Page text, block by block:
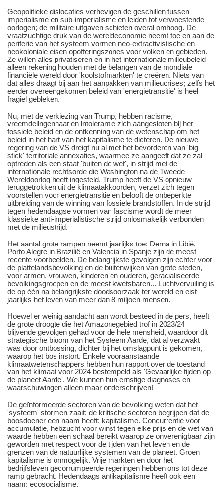
Geopolitieke dislocaties verhevigen de geschillen tussen
imperialisme en sub-imperialisme en leiden tot verwoestende
oorlogen; de militaire uitgaven schieten overal omhoog. De
vraatzuchtige druk van de wereldeconomie neemt toe en aan de
periferie van het systeem vormen neo-extractivistische en
neokoloniale eisen opofferingszones voor volken en gebieden.
Ze willen alles privatiseren en in het internationale milieubeleid
alleen rekening houden met de belangen van de mondiale
financiële wereld door 'koolstofmarkten' te creëren. Niets van
dat alles draagt bij aan het aanpakken van milieucrises; zelfs het
eerder overeengekomen beleid van 'energietransitie' is heel
fragiel gebleken.
Nu, met de verkiezing van Trump, hebben racisme,
vreemdelingenhaat en intolerantie zich aangesloten bij het
fossiele beleid en de ontkenning van de wetenschap om het
beleid in het hart van het kapitalisme te dicteren. De nieuwe
regering van de VS dreigt nu al met het bevorderen van 'big
stick' territoriale annexaties, waarmee ze aangeeft dat ze zal
optreden als een staat 'buiten de wet', in strijd met de
internationale rechtsorde die Washington na de Tweede
Wereldoorlog heeft ingesteld. Trump heeft de VS opnieuw
teruggetrokken uit de klimaatakkoorden, verzet zich tegen
voorstellen voor energietransitie en belooft de onbeperkte
uitbreiding van de winning van fossiele brandstoffen. In de strijd
tegen hedendaagse vormen van fascisme wordt de meer
klassieke anti-imperialistische strijd onlosmakelijk verbonden
met de milieustrijd.
Het aantal grote rampen neemt jaarlijks toe: Derna in Libië,
Porto Alegre in Brazilië en Valencia in Spanje zijn de meest
recente voorbeelden. De belangrijkste gevolgen zijn echter voor
de plattelandsbevolking en de buitenwijken van grote steden,
voor armen, vrouwen, kinderen en ouderen, geracialiseerde
bevolkingsgroepen en de meest kwetsbaren... Luchtvervuiling is
de op één na belangrijkste doodsoorzaak ter wereld en eist
jaarlijks het leven van meer dan 8 miljoen mensen.
Hoewel er weinig aandacht aan wordt besteed in de pers, heeft
de grote droogte die het Amazonegebied trof in 2023/24
blijvende gevolgen gehad voor de hele mensheid, waardoor dit
strategische bioom van het Systeem Aarde, dat al verzwakt
was door ontbossing, dichter bij het omslagpunt is gekomen,
waarop het bos instort. Enkele vooraanstaande
klimaatwetenschappers hebben hun rapport over de toestand
van het klimaat voor 2024 bestempeld als 'Gevaarlijke tijden op
de planeet Aarde'. We kunnen hun ernstige diagnoses en
waarschuwingen alleen maar onderschrijven!
De geïnformeerde sectoren van de bevolking weten dat het
'systeem' stormen zaait; de kritische sectoren begrijpen dat de
boosdoener een naam heeft: kapitalisme. Concurrentie voor
accumulatie, hebzucht voor winst tegen elke prijs en de wet van
waarde hebben een schaal bereikt waarop ze onverenigbaar zijn
geworden met respect voor de tijden van het leven en de
grenzen van de natuurlijke systemen van de planeet. Groen
kapitalisme is onmogelijk. Vrije markten en door het
bedrijfsleven gecorrumpeerde regeringen hebben ons tot deze
ramp gebracht. Hedendaags antikapitalisme heeft ook een
naam: ecosocialisme.